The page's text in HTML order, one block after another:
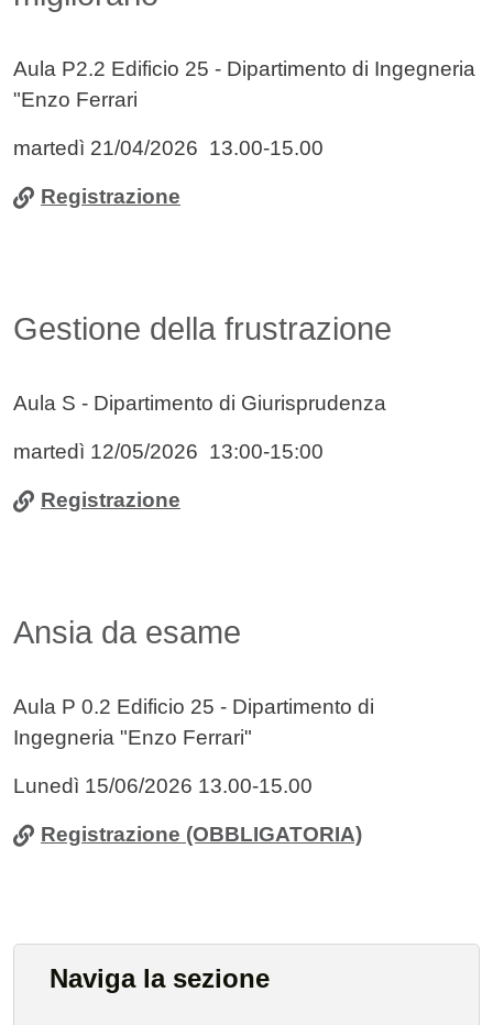
Aula P2.2 Edificio 25 - Dipartimento di Ingegneria
"Enzo Ferrari
martedì 21/04/2026 13.00-15.00
Registrazione
Gestione della frustrazione
Aula S - Dipartimento di Giurisprudenza
martedì 12/05/2026 13:00-15:00
Registrazione
Ansia da esame
Aula P 0.2 Edificio 25 - Dipartimento di
Ingegneria "Enzo Ferrari"
Lunedì 15/06/2026 13.00-15.00
Registrazione (OBBLIGATORIA)
Naviga la sezione